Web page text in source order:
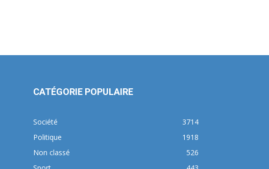
CATÉGORIE POPULAIRE
Société
3714
Politique
1918
Non classé
526